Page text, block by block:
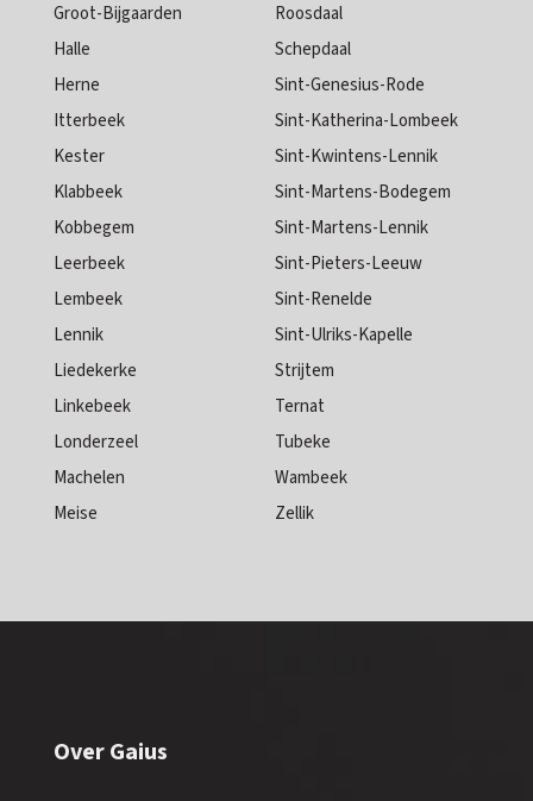
Groot-Bijgaarden
Halle
Herne
Itterbeek
Kester
Klabbeek
Kobbegem
Leerbeek
Lembeek
Lennik
Liedekerke
Linkebeek
Londerzeel
Machelen
Meise
Roosdaal
Schepdaal
Sint-Genesius-Rode
Sint-Katherina-Lombeek
Sint-Kwintens-Lennik
Sint-Martens-Bodegem
Sint-Martens-Lennik
Sint-Pieters-Leeuw
Sint-Renelde
Sint-Ulriks-Kapelle
Strijtem
Ternat
Tubeke
Wambeek
Zellik
Over Gaius